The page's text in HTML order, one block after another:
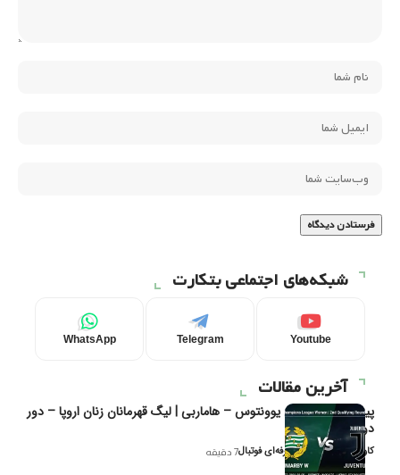
شبکه‌های اجتماعی بتکارت
Youtube
Telegram
WhatsApp
آخرین مقالات
پیش‌بینی و تحلیل یوونتوس – هاماربی | لیگ قهرمانان زنان اروپا – دور
دوم مرحله
کاوه نیک‌فر، تحلیل‌گر حرفه‌ای فوتبال7 دقیقه